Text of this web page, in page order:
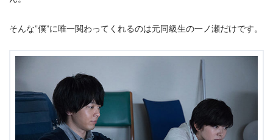
そんな”僕”に唯一関わってくれるのは元同級生の一ノ瀬だけです。